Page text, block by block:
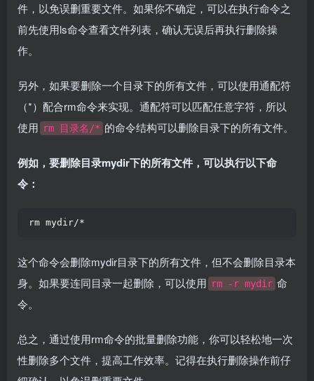
件，以免误删重要文件。如果你不确定，可以在执行命令之
前先使用ls命令查看文件列表，确认无误后再执行删除操
作。
另外，如果要删除一个目录下的所有文件，可以使用通配符
（*）配合rm命令来实现。通配符可以匹配任意字符，所以
使用 rm 目录名/* 的命令结构可以删除目录下的所有文件。
例如，要删除目录mydir下的所有文件，可以执行以下命
令：
rm mydir/*
这个命令会删除mydir目录下的所有文件，但不会删除目录本
身。如果要连同目录一起删除，可以使用 rm -r mydir 命
令。
总之，通过使用rm命令的批量删除功能，你可以轻松地一次
性删除多个文件，提高工作效率。记得在执行删除操作前仔